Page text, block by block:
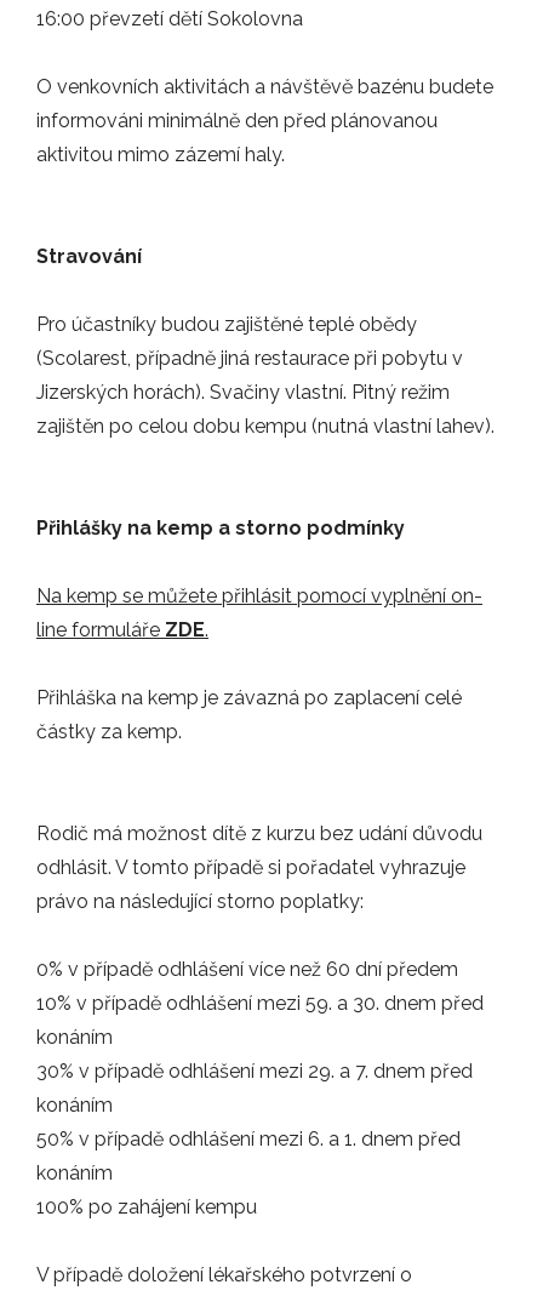
11.09.2025
Elitní tým mužů klubu Florbal Jablonec…
Hledáme nové tváře! Florbal Jablonec…
NOVINKY
06.05.2025
ZÁPASY
ZÁPASY
23.02.2025
Poprvé v tomto roce se vám hlásím s…
ZÁPASY
Elitní tým mužů přivítá tuto sobotu 8.…
16:00 převzetí dětí Sokolovna
O venkovních aktivitách a návštěvě bazénu budete
informováni minimálně den před plánovanou
aktivitou mimo zázemí haly.
Stravování
Pro účastníky budou zajištěné teplé obědy
(Scolarest, případně jiná restaurace při pobytu v
Jizerských horách). Svačiny vlastní. Pitný režim
zajištěn po celou dobu kempu (nutná vlastní lahev).
Přihlášky na kemp a storno podmínky
Na kemp se můžete přihlásit pomocí vyplnění on-
line formuláře ZDE.
Přihláška na kemp je závazná po zaplacení celé
částky za kemp.
Rodič má možnost dítě z kurzu bez udání důvodu
odhlásit. V tomto případě si pořadatel vyhrazuje
právo na následující storno poplatky:
0% v případě odhlášení více než 60 dní předem
10% v případě odhlášení mezi 59. a 30. dnem před
konáním
30% v případě odhlášení mezi 29. a 7. dnem před
konáním
50% v případě odhlášení mezi 6. a 1. dnem před
konáním
100% po zahájení kempu
V případě doložení lékařského potvrzení o